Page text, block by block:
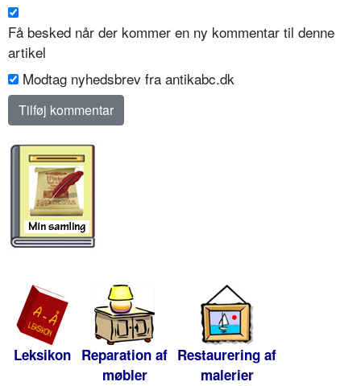
Få besked når der kommer en ny kommentar til denne
artikel
Modtag nyhedsbrev fra antikabc.dk
Leksikon Reparation af
møbler
Restaurering af
malerier